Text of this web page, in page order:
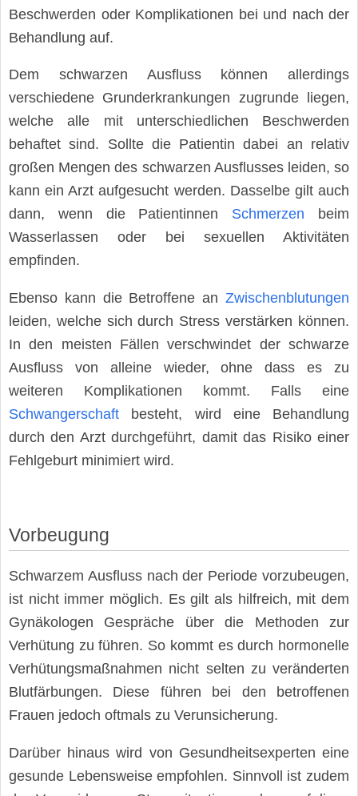
Beschwerden oder Komplikationen bei und nach der
Behandlung auf.
Dem schwarzen Ausfluss können allerdings
verschiedene Grunderkrankungen zugrunde liegen,
welche alle mit unterschiedlichen Beschwerden
behaftet sind. Sollte die Patientin dabei an relativ
großen Mengen des schwarzen Ausflusses leiden, so
kann ein Arzt aufgesucht werden. Dasselbe gilt auch
dann, wenn die Patientinnen Schmerzen beim
Wasserlassen oder bei sexuellen Aktivitäten
empfinden.
Ebenso kann die Betroffene an Zwischenblutungen
leiden, welche sich durch Stress verstärken können.
In den meisten Fällen verschwindet der schwarze
Ausfluss von alleine wieder, ohne dass es zu
weiteren Komplikationen kommt. Falls eine
Schwangerschaft besteht, wird eine Behandlung
durch den Arzt durchgeführt, damit das Risiko einer
Fehlgeburt minimiert wird.
Vorbeugung
Schwarzem Ausfluss nach der Periode vorzubeugen,
ist nicht immer möglich. Es gilt als hilfreich, mit dem
Gynäkologen Gespräche über die Methoden zur
Verhütung zu führen. So kommt es durch hormonelle
Verhütungsmaßnahmen nicht selten zu veränderten
Blutfärbungen. Diese führen bei den betroffenen
Frauen jedoch oftmals zu Verunsicherung.
Darüber hinaus wird von Gesundheitsexperten eine
gesunde Lebensweise empfohlen. Sinnvoll ist zudem